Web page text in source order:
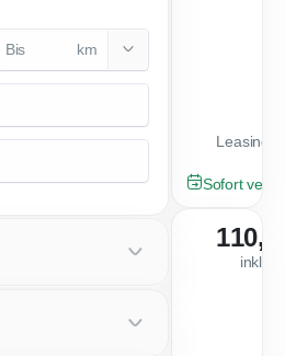
km
GEBRAUCHT
Sofort
inkl.